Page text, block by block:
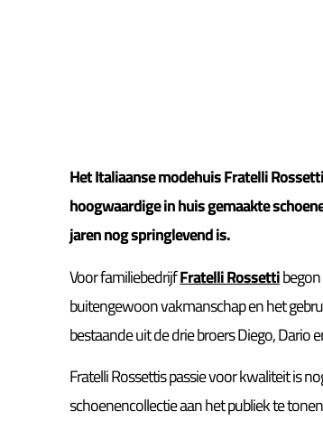
Het Italiaanse modehuis Fratelli
hoogwaardige in huis gemaakte
jaren nog springlevend is.
Voor familiebedrijfFratelli Rossetti
buitengewoon vakmanschap en het
bestaande uit de drie broers Diego, Dario
Fratelli Rossettis passie voor kwaliteit is
schoenencollectie aan het publiek te